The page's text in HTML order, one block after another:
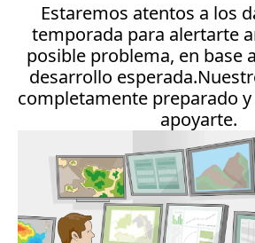
Estaremos atentos a los
temporada para alertarte
posible problema, en base
desarrollo
completamente preparado
apoyarte.